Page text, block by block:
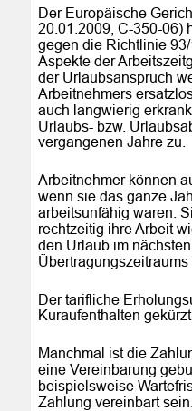
Der Europäische
20.01.2009, C-350-06)
gegen die Richtlinie
Aspekte der
der Urlaubsanspruch
Arbeitnehmers
auch langwierig
Urlaubs- bzw.
vergangenen Jahre zu.
Arbeitnehmer können
wenn sie das ganze
arbeitsunfähig waren.
rechtzeitig ihre Arbeit
den Urlaub im
Der tarifliche
Kuraufenthalten gekürzt
Manchmal ist die
eine Vereinbarung
beispielsweise
Zahlung vereinbart sein.